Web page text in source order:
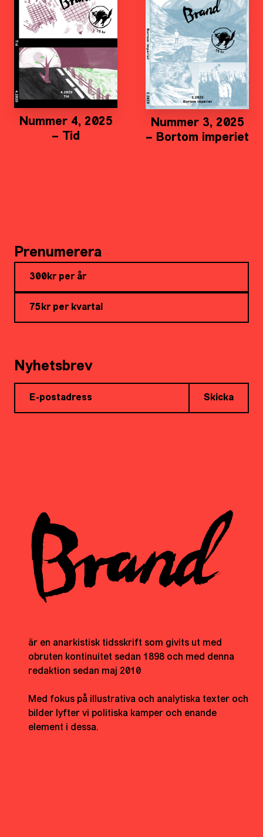
Nummer 4, 2025
– Tid
Nummer 3, 2025
– Bortom imperiet
Prenumerera
300kr per år
75kr per kvartal
Nyhetsbrev
Skicka
är en anarkistisk tidsskrift som givits ut med
obruten kontinuitet sedan 1898 och med denna
redaktion sedan maj 2010
Med fokus på illustrativa och analytiska texter och
bilder lyfter vi politiska kamper och enande
element i dessa.